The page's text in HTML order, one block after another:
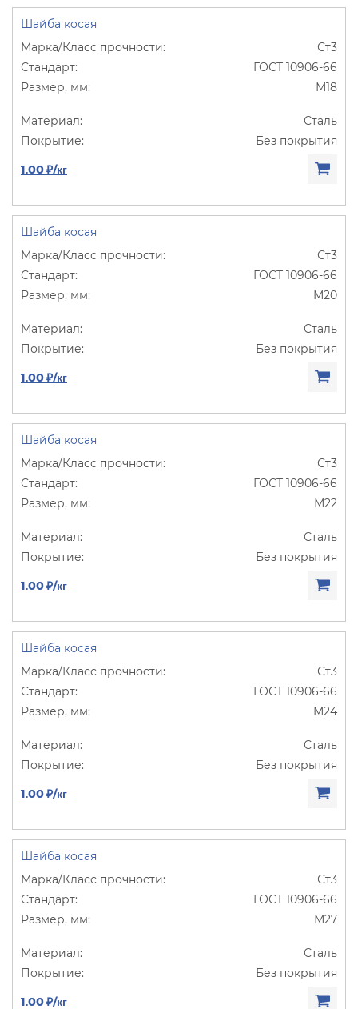
Шайба косая
Ст3
ГОСТ 10906-66
М18
Сталь
Без покрытия
1.00 ₽/кг
Шайба косая
Ст3
ГОСТ 10906-66
М20
Сталь
Без покрытия
1.00 ₽/кг
Шайба косая
Ст3
ГОСТ 10906-66
М22
Сталь
Без покрытия
1.00 ₽/кг
Шайба косая
Ст3
ГОСТ 10906-66
М24
Сталь
Без покрытия
1.00 ₽/кг
Шайба косая
Ст3
ГОСТ 10906-66
М27
Сталь
Без покрытия
1.00 ₽/кг